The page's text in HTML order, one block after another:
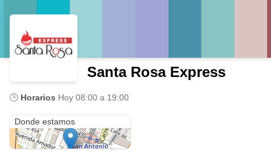
Santa Rosa Express
🕒 Horarios Hoy 08:00 a 19:00
Donde estamos